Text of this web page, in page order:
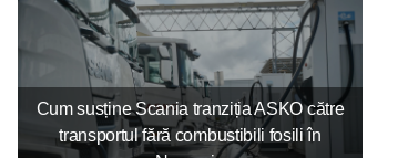
Cum susține Scania tranziția ASKO către
transportul fără combustibili fosili în